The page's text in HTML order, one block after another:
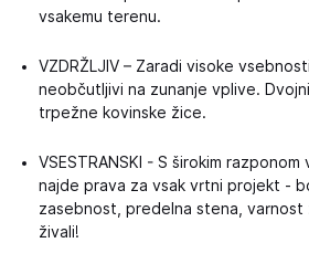
vsakemu terenu.
VZDRŽLJIV – Zaradi visoke
neobčutljivi na zunanje vplive.
trpežne kovinske žice.
VSESTRANSKI - S širokim
najde prava za vsak vrtni projekt -
zasebnost, predelna stena, varnost
živali!